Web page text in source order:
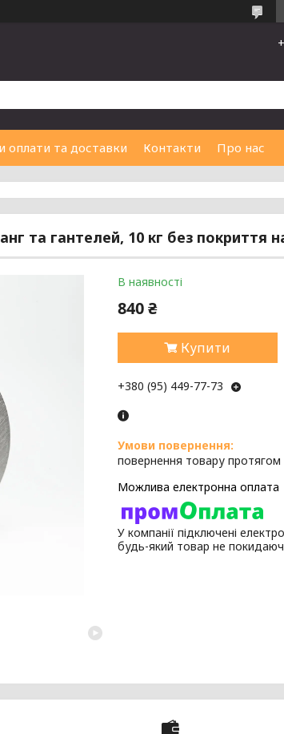
оплати та доставки Контакти Про нас
та гантелей, 10 кг без покриття
В наявності
840 ₴
Купити
+380 (95) 449-77-73
повернення товару протягом
У компанії підключені
будь-який товар не